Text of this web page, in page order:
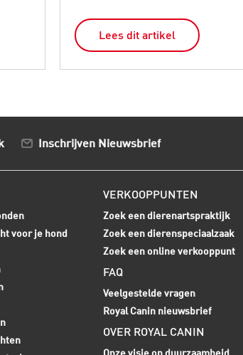
Lees dit artikel
Inschrijven Nieuwsbrief
voor je hond
VERKOOPPUNTEN
Zoek een dierenartspraktijk
Zoek een dierenspeciaalzaak
Zoek een online verkooppunt
FAQ
Veelgestelde vragen
Royal Canin nieuwsbrief
OVER ROYAL CANIN
Onze visie op duurzaamheid